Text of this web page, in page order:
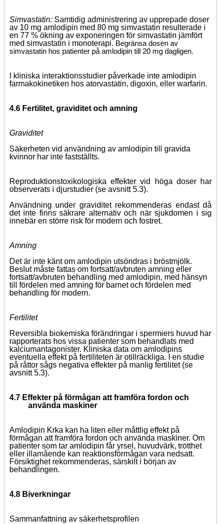
Simvastatin: Samtidig administrering av upprepade doser
av 10 mg amlodipin med 80 mg simvastatin resulterade i
en 77 % ökning av exponeringen för simvastatin jämfört
med simvastatin i monoterapi. Begränsa dosen av
simvastatin hos patienter på amlodipin till 20 mg dagligen.
I kliniska interaktionsstudier påverkade inte amlodipin
farmakokinetiken hos atorvastatin, digoxin, eller warfarin.
4.6 Fertilitet, graviditet och amning
Graviditet
Säkerheten vid användning av amlodipin till gravida
kvinnor har inte fastställts.
Reproduktionstoxikologiska effekter vid höga doser har
observerats i djurstudier (se avsnitt 5.3).
Användning under graviditet rekommenderas endast då
det inte finns säkrare alternativ och när sjukdomen i sig
innebär en större risk för modern och fostret.
Amning
Det är inte känt om amlodipin utsöndras i bröstmjölk.
Beslut måste fattas om fortsatt/avbruten amning eller
fortsatt/avbruten behandling med amlodipin, med hänsyn
till fördelen med amning för barnet och fördelen med
behandling för modern.
Fertilitet
Reversibla biokemiska förändringar i spermiers huvud har
rapporterats hos vissa patienter som behandlats med
kalciumantagonister. Kliniska data om amlodipins
eventuella effekt på fertiliteten är otillräckliga. I en studie
på råttor sågs negativa effekter på manlig fertilitet (se
avsnitt 5.3).
4.7 Effekter på förmågan att framföra fordon och
använda maskiner
Amlodipin Krka kan ha liten eller måttlig effekt på
förmågan att framföra fordon och använda maskiner. Om
patienter som tar amlodipin får yrsel, huvudvärk, trötthet
eller illamående kan reaktionsförmågan vara nedsatt.
Försiktighet rekommenderas, särskilt i början av
behandlingen.
4.8 Biverkningar
Sammanfattning av säkerhetsprofilen